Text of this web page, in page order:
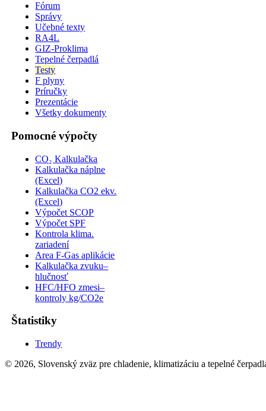
Fórum
Správy
Učebné texty
RA4L
GIZ-Proklima
Tepelné čerpadlá
Testy
F plyny
Príručky
Prezentácie
Všetky dokumenty
Pomocné výpočty
CO₂ Kalkulačka
Kalkulačka náplne
(Excel)
Kalkulačka CO2 ekv.
(Excel)
Výpočet SCOP
Výpočet SPF
Kontrola klima.
zariadení
Area F-Gas aplikácie
Kalkulačka zvuku–
hlučnosť
HFC/HFO zmesi–
kontroly kg/CO2e
Štatistiky
Trendy
© 2026, Slovenský zväz pre chladenie, klimatizáciu a tepelné